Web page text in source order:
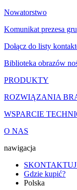
Nowatorstwo
Komunikat prezesa
Dołącz do listy
Biblioteka obrazów
PRODUKTY
ROZWIĄZANIA
WSPARCIE
O NAS
nawigacja
Gdzie kupić?
Polska